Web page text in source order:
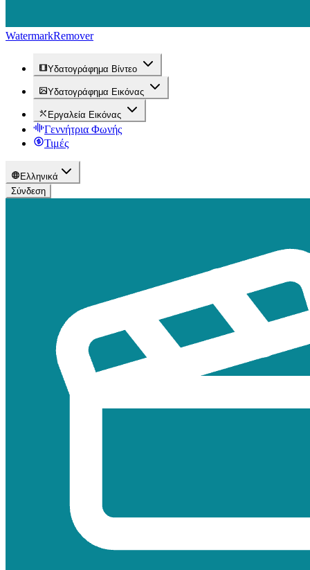
WatermarkRemover
Υδατογράφημα Βίντεο
Υδατογράφημα Εικόνας
Εργαλεία Εικόνας
Γεννήτρια Φωνής
Τιμές
Ελληνικά
Σύνδεση